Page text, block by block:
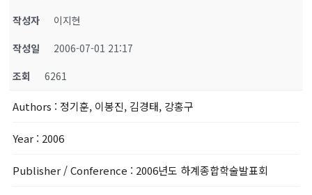
작성자
이지현
작성일
2006-07-01 21:17
조회
6261
Authors : 정기훈, 이봉진, 김경태, 강홍구
Year : 2006
Publisher / Conference : 2006년도 하계종합학술발표회